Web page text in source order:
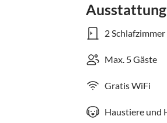
Ausstattung
2 Schlafzimmer
Max. 5 Gäste
Gratis WiFi
Haustiere und